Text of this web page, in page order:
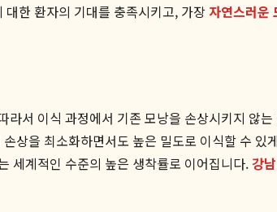
한 환자의 기대를 충족시키고, 가장 자연스러운
서 이식 과정에서 기존 모낭을 손상시키지 않
상을 최소화하면서도 높은 밀도로 이식할 수 있
세계적인 수준의 높은 생착률로 이어집니다.강